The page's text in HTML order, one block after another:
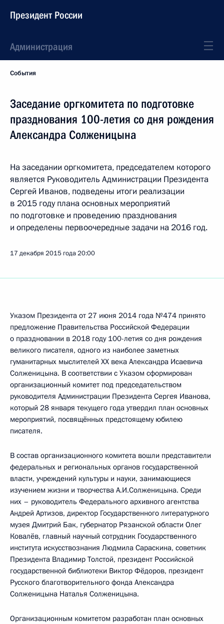
Президент России
Администрация
События
Заседание оргкомитета по подготовке
празднования 100-летия со дня рождения
Александра Солженицына
На заседании оргкомитета, председателем которого
является Руководитель Администрации Президента
Сергей Иванов, подведены итоги реализации
в 2015 году плана основных мероприятий
по подготовке и проведению празднования
и определены первоочередные задачи на 2016 год.
17 декабря 2015 года20:00
Указом Президента от 27 июня 2014 года №474 принято
предложение Правительства Российской Федерации
о праздновании в 2018 году 100-летия со дня рождения
великого писателя, одного из наиболее заметных
гуманитарных мыслителей ХХ века Александра Исаевича
Солженицына. В соответствии с Указом сформирован
организационный комитет под председательством
руководителя Администрации Президента Сергея Иванова,
который 28 января текущего года утвердил план основных
мероприятий, посвящённых предстоящему юбилею
писателя.
В состав организационного комитета вошли представители
федеральных и региональных органов государственной
власти, учреждений культуры и науки, занимающиеся
изучением жизни и творчества А.И.Солженицына. Среди
них – руководитель Федерального архивного агентства
Андрей Артизов, директор Государственного литературного
музея Дмитрий Бак, губернатор Рязанской области Олег
Ковалёв, главный научный сотрудник Государственного
института искусствознания Людмила Сараскина, советник
Президента Владимир Толстой, президент Российской
государственной библиотеки Виктор Фёдоров, президент
Русского благотворительного фонда Александра
Солженицына Наталья Солженицына.
Организационным комитетом разработан план основных